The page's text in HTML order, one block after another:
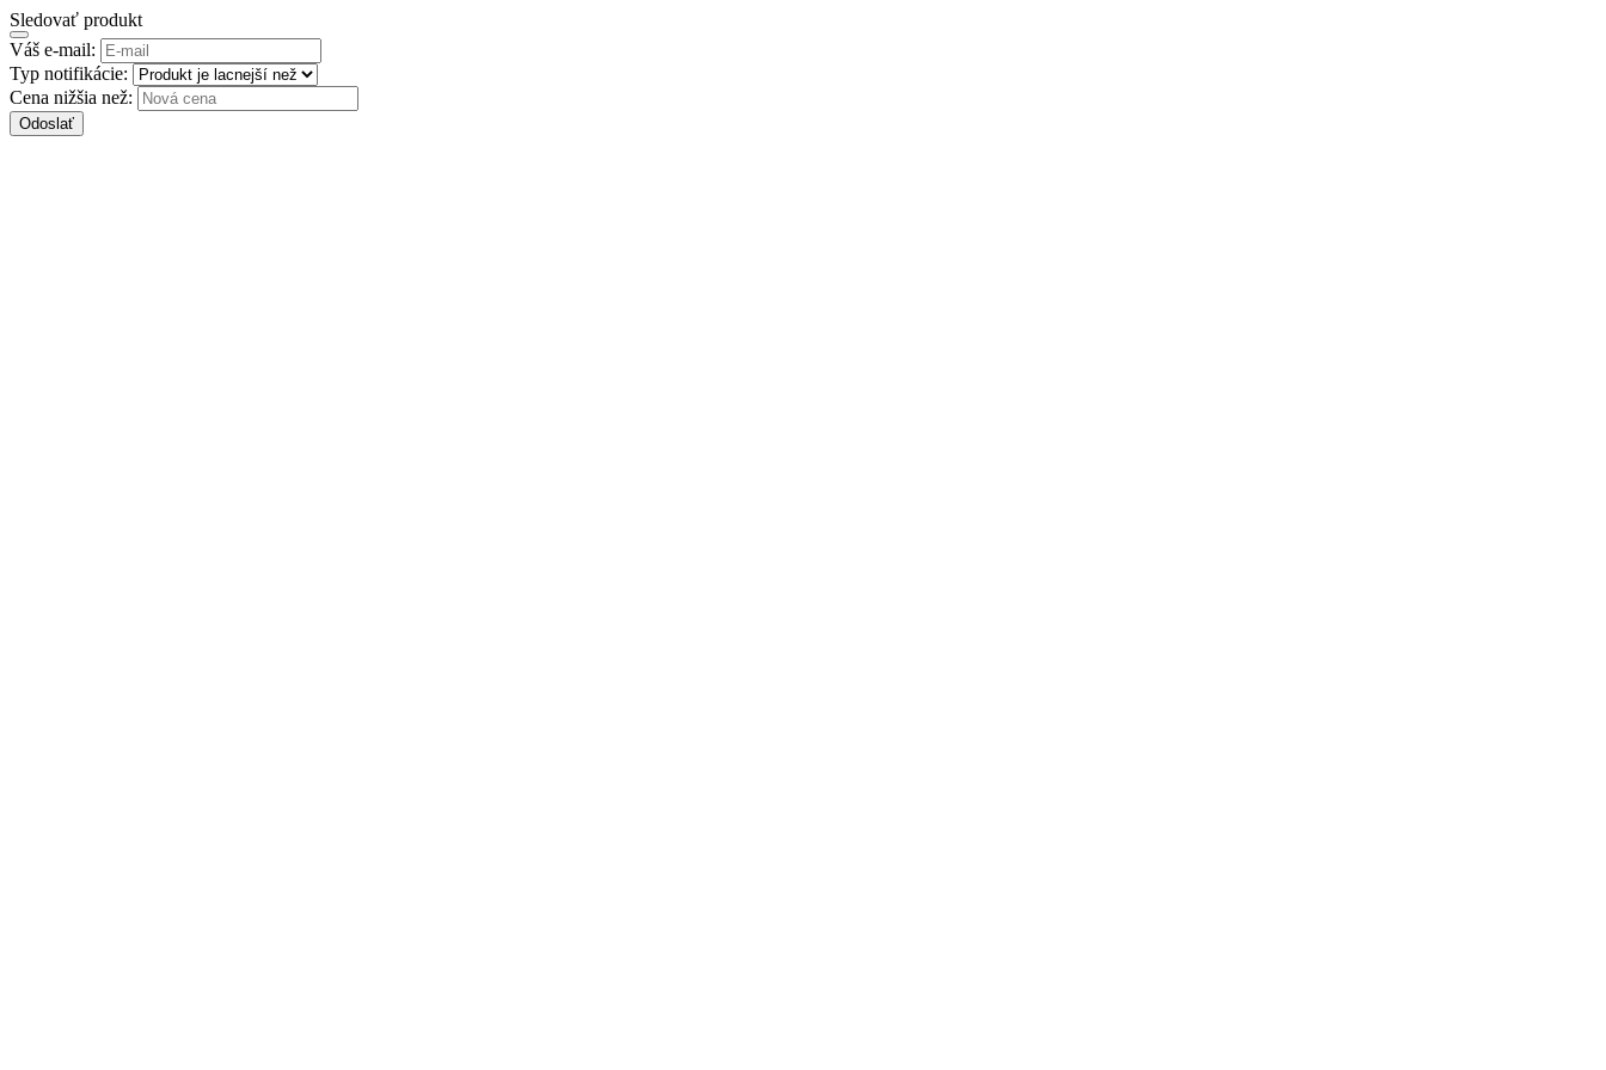
Sledovať produkt
Váš e-mail:
Typ notifikácie:
Cena nižšia než:
Odoslať